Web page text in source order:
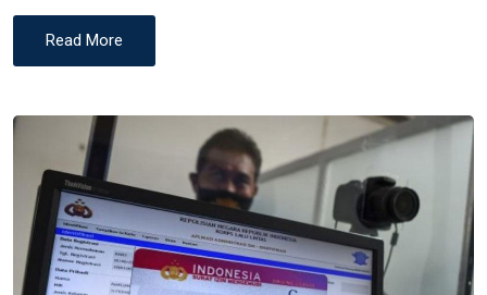
Read More